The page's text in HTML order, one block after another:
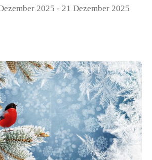
2025 - 21 Dezember 2025